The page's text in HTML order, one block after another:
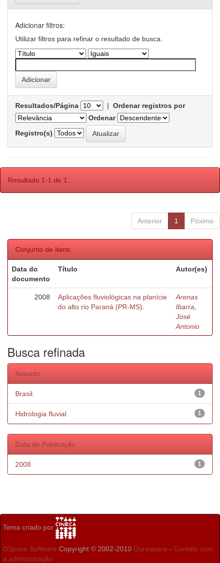
Adicionar filtros:
Utilizar filtros para refinar o resultado de busca.
Resultados/Página | Ordenar registros por
Ordenar
Registro(s)
Resultado 1-1 de 1.
Anterior 1 Póximo
Conjunto de itens:
Data do
documento
Título Autor(es)
2008
Aplicações fluviológicas na planície
do alto rio Paraná (PR-MS).
Arenas
Ibarra,
José
Antonio
Busca refinada
Assunto
1
Brasil.
1
Hidrologia fluvial
Data de Publicação
1
2008
Tema criado por
DSpace Software Copyright © 2002-2010 Duraspace - Contato com
a administração